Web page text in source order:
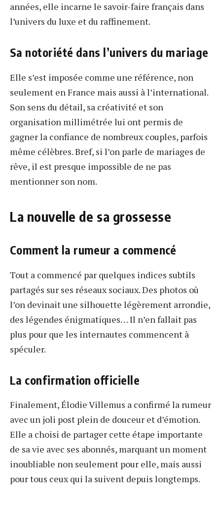
années, elle incarne le savoir-faire français dans
l’univers du luxe et du raffinement.
Sa notoriété dans l’univers du mariage
Elle s’est imposée comme une référence, non
seulement en France mais aussi à l’international.
Son sens du détail, sa créativité et son
organisation millimétrée lui ont permis de
gagner la confiance de nombreux couples, parfois
même célèbres. Bref, si l’on parle de mariages de
rêve, il est presque impossible de ne pas
mentionner son nom.
La nouvelle de sa grossesse
Comment la rumeur a commencé
Tout a commencé par quelques indices subtils
partagés sur ses réseaux sociaux. Des photos où
l’on devinait une silhouette légèrement arrondie,
des légendes énigmatiques… Il n’en fallait pas
plus pour que les internautes commencent à
spéculer.
La confirmation officielle
Finalement, Élodie Villemus a confirmé la rumeur
avec un joli post plein de douceur et d’émotion.
Elle a choisi de partager cette étape importante
de sa vie avec ses abonnés, marquant un moment
inoubliable non seulement pour elle, mais aussi
pour tous ceux qui la suivent depuis longtemps.